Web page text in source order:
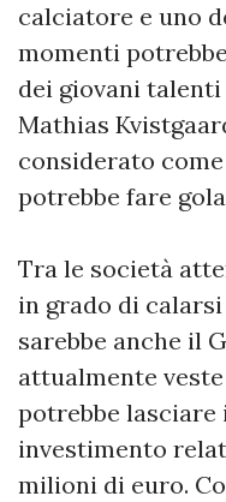
calciatore e uno
momenti
dei giovani
Mathias
considerato
potrebbe fare
Tra le società
in grado di
sarebbe anche il
attualmente
potrebbe lasciare
investimento
milioni di euro.